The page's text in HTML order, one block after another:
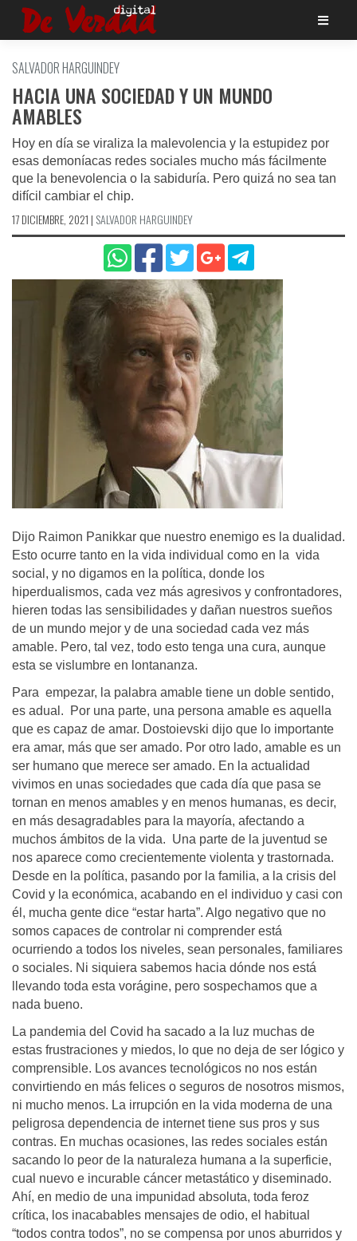
Saltar
SALVADOR HARGUINDEY
HACIA UNA SOCIEDAD Y UN MUNDO
AMABLES
Hoy en día se viraliza la malevolencia y la estupidez por
esas demoníacas redes sociales mucho más fácilmente
que la benevolencia o la sabiduría. Pero quizá no sea tan
difícil cambiar el chip.
17 DICIEMBRE, 2021 | SALVADOR HARGUINDEY
Dijo Raimon Panikkar que nuestro enemigo es la dualidad.
Esto ocurre tanto en la vida individual como en la vida
social, y no digamos en la política, donde los
hiperdualismos, cada vez más agresivos y confrontadores,
hieren todas las sensibilidades y dañan nuestros sueños
de un mundo mejor y de una sociedad cada vez más
amable. Pero, tal vez, todo esto tenga una cura, aunque
esta se vislumbre en lontananza.
Para empezar, la palabra amable tiene un doble sentido,
es adual. Por una parte, una persona amable es aquella
que es capaz de amar. Dostoievski dijo que lo importante
era amar, más que ser amado. Por otro lado, amable es un
ser humano que merece ser amado. En la actualidad
vivimos en unas sociedades que cada día que pasa se
tornan en menos amables y en menos humanas, es decir,
en más desagradables para la mayoría, afectando a
muchos ámbitos de la vida. Una parte de la juventud se
nos aparece como crecientemente violenta y trastornada.
Desde en la política, pasando por la familia, a la crisis del
Covid y la económica, acabando en el individuo y casi con
él, mucha gente dice “estar harta”. Algo negativo que no
somos capaces de controlar ni comprender está
ocurriendo a todos los niveles, sean personales, familiares
o sociales. Ni siquiera sabemos hacia dónde nos está
llevando toda esta vorágine, pero sospechamos que a
nada bueno.
La pandemia del Covid ha sacado a la luz muchas de
estas frustraciones y miedos, lo que no deja de ser lógico y
comprensible. Los avances tecnológicos no nos están
convirtiendo en más felices o seguros de nosotros mismos,
ni mucho menos. La irrupción en la vida moderna de una
peligrosa dependencia de internet tiene sus pros y sus
contras. En muchas ocasiones, las redes sociales están
sacando lo peor de la naturaleza humana a la superficie,
cual nuevo e incurable cáncer metastático y diseminado.
Ahí, en medio de una impunidad absoluta, toda feroz
crítica, los inacabables mensajes de odio, el habitual
“todos contra todos”, no se compensa por unos aburridos y